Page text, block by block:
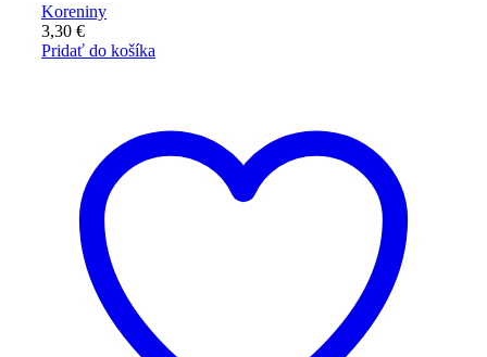
Koreniny
3,30 €
Pridať do košíka